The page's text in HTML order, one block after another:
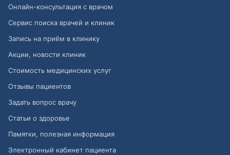
Онлайн-консультация с врачом
Сервис поиска врачей и клиник
Запись на приём в клинику
Акции, новости клиник
Стоимость медицинских услуг
Отзывы пациентов
Задать вопрос врачу
Статьи о здоровье
Памятки, полезная информация
Электронный кабинет пациента